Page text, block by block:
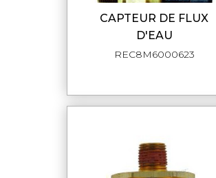
CAPTEUR DE FLUX
D'EAU
REC8M6000623